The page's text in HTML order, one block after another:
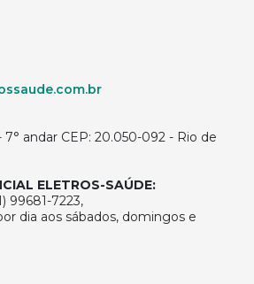
7° andar CEP: 20.050-092 - Rio de
ELETROS-SAÚDE:
99681-7223,
dia aos sábados, domingos e